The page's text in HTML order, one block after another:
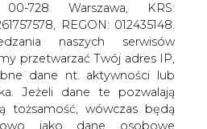
z innych usług dostępnych
serwisu, przetwarzamy
podane przy zakładaniu
newslettera. Przetwarzamy
pozostawiasz lub do których
w ramach korzystania z
Piechoty, ministra
Wiesława